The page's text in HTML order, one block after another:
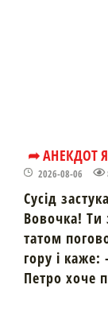
➦ АНЕКДОТ
2026-08-06
Сусід
Вовочка! Ти
татом
гору і
Петро хоче